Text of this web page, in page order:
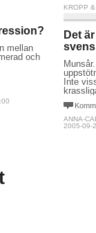
mellan
och
KROPP
Det
Inte
ANNA-
2005-09-